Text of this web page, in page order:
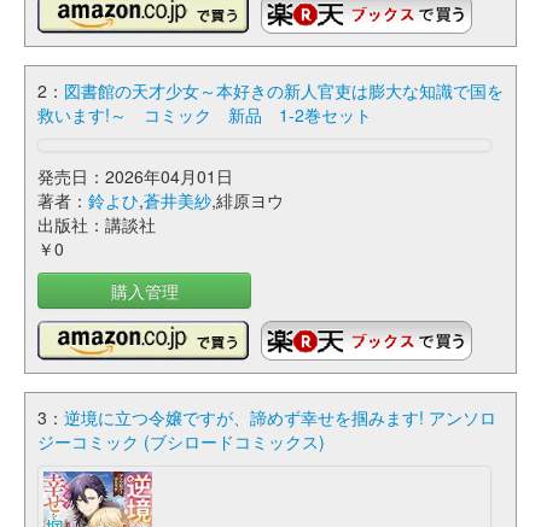
2： 図書館の天才少女～本好きの新人官吏は膨大な知識で国を
救います!～ コミック 新品 1-2巻セット
発売日：2026年04月01日
著者： 鈴よひ,蒼井美紗,緋原ヨウ
出版社：講談社
￥0
購入管理
3： 逆境に立つ令嬢ですが、諦めず幸せを掴みます! アンソロ
ジーコミック (ブシロードコミックス)